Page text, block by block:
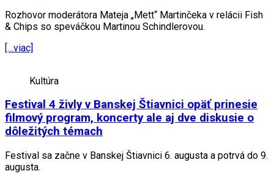
Rozhovor moderátora Mateja „Mett“ Martinčeka v relácii Fish
& Chips so speváčkou Martinou Schindlerovou.
[…viac]
Kultúra
Festival 4 živly v Banskej Štiavnici opäť prinesie
filmový program, koncerty ale aj dve diskusie o
dôležitých témach
Festival sa začne v Banskej Štiavnici 6. augusta a potrvá do 9.
augusta.